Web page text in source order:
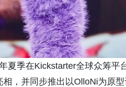
夏季在Kickstarter全球众筹
，并同步推出以OlloNi为原